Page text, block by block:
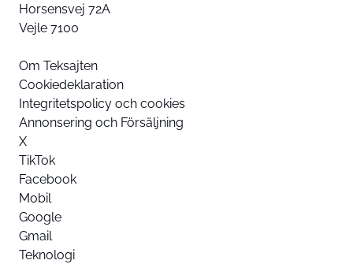
Horsensvej 72A
Vejle 7100
Om Teksajten
Cookiedeklaration
Integritetspolicy och cookies
Annonsering och Försäljning
X
TikTok
Facebook
Mobil
Google
Gmail
Teknologi